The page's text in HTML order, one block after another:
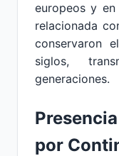
europeos y
relacionada
conservaron
siglos,
generaciones.
por